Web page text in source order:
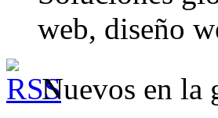
web, diseño
Nuevos en la